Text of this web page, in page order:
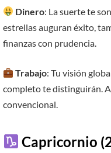
Dinero: La suerte te
estrellas auguran éxito,
finanzas con prudencia.
Trabajo: Tu visión
completo te distinguirán.
convencional.
Capricornio